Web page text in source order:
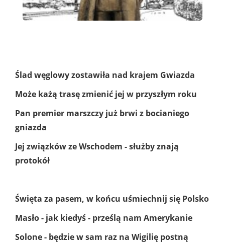
Ślad węglowy zostawiła nad krajem Gwiazda
Może każą trasę zmienić jej w przyszłym roku
Pan premier marszczy już brwi z bocianiego
gniazda
Jej związków ze Wschodem - służby znają
protokół
Święta za pasem, w końcu uśmiechnij się Polsko
Masło - jak kiedyś - prześlą nam Amerykanie
Solone - będzie w sam raz na Wigilię postną